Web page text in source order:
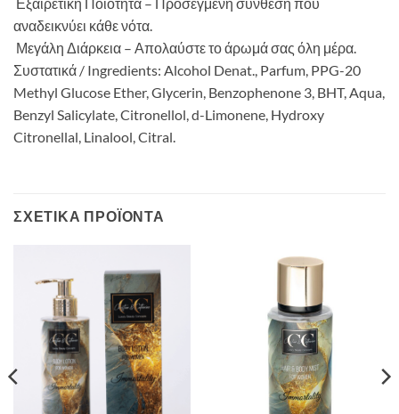
Εξαιρετική Ποιότητα – Προσεγμένη σύνθεση που
αναδεικνύει κάθε νότα.
Μεγάλη Διάρκεια – Απολαύστε το άρωμά σας όλη μέρα.
Συστατικά / Ingredients: Alcohol Denat., Parfum, PPG-20
Methyl Glucose Ether, Glycerin, Benzophenone 3, BHT, Aqua,
Benzyl Salicylate, Citronellol, d-Limonene, Hydroxy
Citronellal, Linalool, Citral.
ΣΧΕΤΙΚΆ ΠΡΟΪΌΝΤΑ